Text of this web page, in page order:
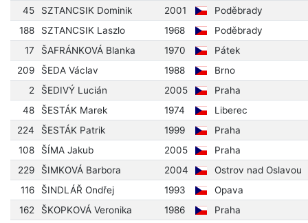
45 SZTANCSIK Dominik 2001
Poděbrady
188
SZTANCSIK Laszlo 1968
Poděbrady
17
ŠAFRÁNKOVÁ Blanka 1970
Pátek
209
ŠEDA Václav 1988
Brno
2
ŠEDIVÝ Lucián 2005
Praha
48
ŠESTÁK Marek 1974
Liberec
224
ŠESTÁK Patrik 1999
Praha
108
ŠÍMA Jakub 2005
Praha
229
ŠIMKOVÁ Barbora 2004
Ostrov nad Oslavou
116
ŠINDLÁŘ Ondřej 1993
Opava
162
ŠKOPKOVÁ Veronika 1986
Praha